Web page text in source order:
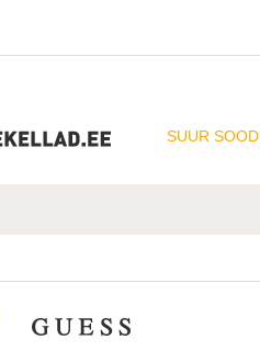
SUUR